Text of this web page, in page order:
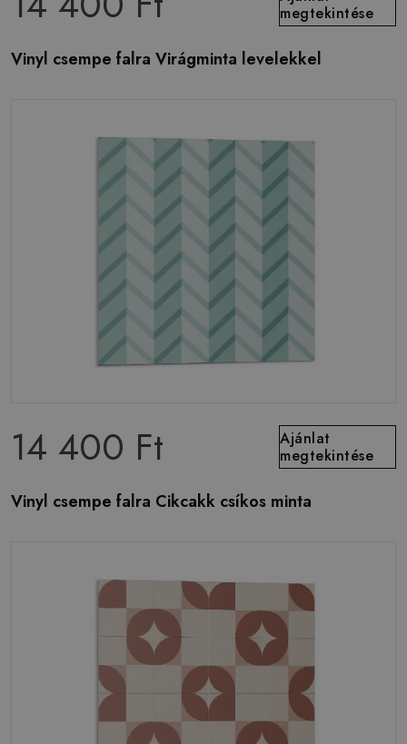
megtekintése
Vinyl csempe falra Virágminta levelekkel
14 400 Ft
Ajánlat
megtekintése
Vinyl csempe falra Cikcakk csíkos minta